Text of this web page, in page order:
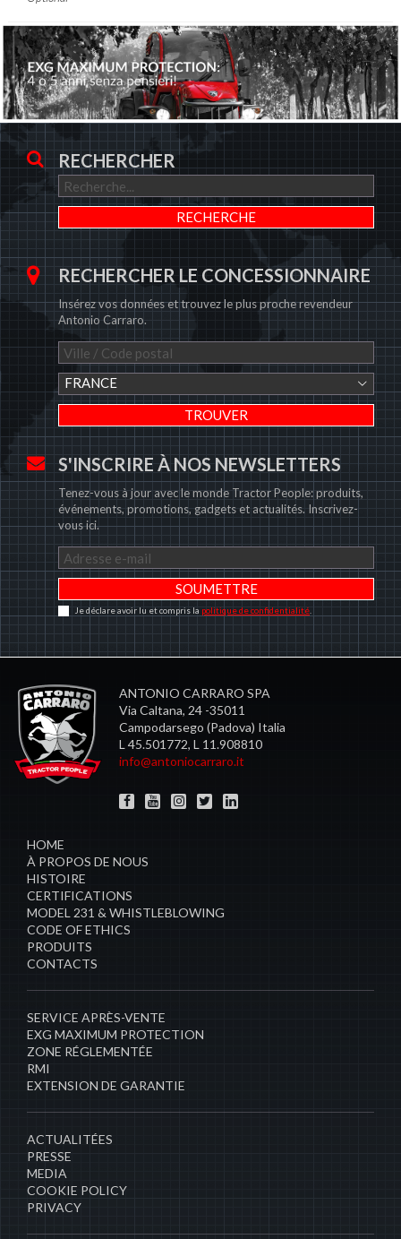
RECHERCHER
RECHERCHER LE CONCESSIONNAIRE
Insérez vos données et trouvez le plus proche revendeur
Antonio Carraro.
FRANCE
S'INSCRIRE À NOS NEWSLETTERS
Tenez-vous à jour avec le monde Tractor People: produits,
événements, promotions, gadgets et actualités. Inscrivez-
vous ici.
Je déclare avoir lu et compris la politique de confidentialité.
ANTONIO CARRARO SPA
Via Caltana, 24 -35011
Campodarsego (Padova) Italia
L 45.501772, L 11.908810
info@antoniocarraro.it
HOME
À PROPOS DE NOUS
HISTOIRE
CERTIFICATIONS
MODEL 231 & WHISTLEBLOWING
CODE OF ETHICS
PRODUITS
CONTACTS
​SERVICE APRÈS-VENTE
EXG MAXIMUM PROTECTION
ZONE RÉGLEMENTÉE
RMI
EXTENSION DE GARANTIE
ACTUALITÉES
PRESSE
MEDIA
COOKIE POLICY
PRIVACY